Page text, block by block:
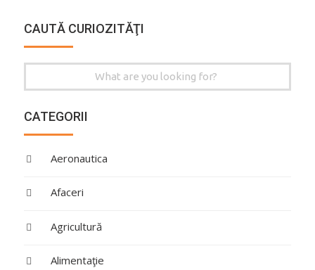
CAUTĂ CURIOZITĂŢI
for:
CATEGORII
Aeronautica
Afaceri
Agricultură
Alimentaţie